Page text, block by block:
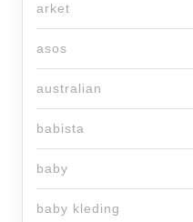
arket
asos
australian
babista
baby
baby kleding